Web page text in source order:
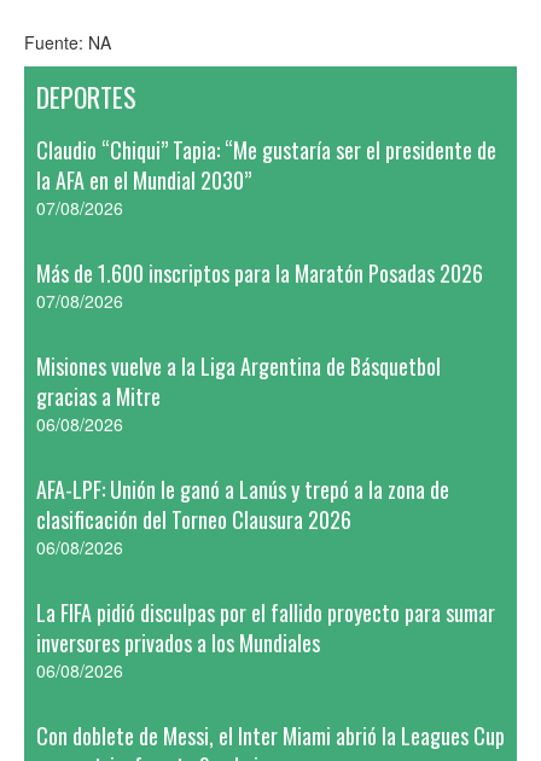
Fuente: NA
DEPORTES
Claudio “Chiqui” Tapia: “Me gustaría ser el presidente de
la AFA en el Mundial 2030”
07/08/2026
Más de 1.600 inscriptos para la Maratón Posadas 2026
07/08/2026
Misiones vuelve a la Liga Argentina de Básquetbol
gracias a Mitre
06/08/2026
AFA-LPF: Unión le ganó a Lanús y trepó a la zona de
clasificación del Torneo Clausura 2026
06/08/2026
La FIFA pidió disculpas por el fallido proyecto para sumar
inversores privados a los Mundiales
06/08/2026
Con doblete de Messi, el Inter Miami abrió la Leagues Cup